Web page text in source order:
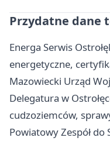
Przydatne dane
Energa Serwis
energetyczne,
Mazowiecki Urząd
Delegatura w
cudzoziemców,
Powiatowy Zespół do